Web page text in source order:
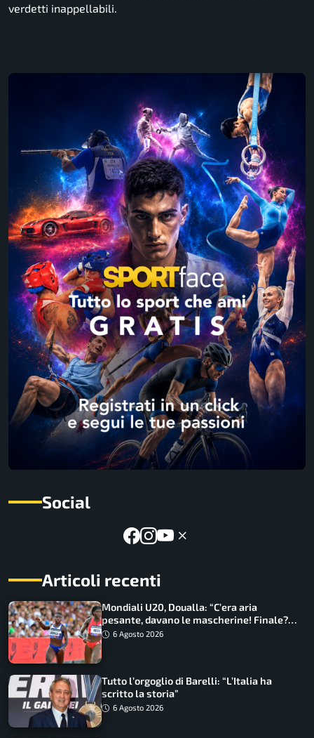
verdetti inappellabili.
Social
Articoli recenti
Mondiali U20, Doualla: “C’era aria
pesante, davano le mascherine! Finale?
Non ho nulla da perdere”
6 Agosto 2026
Tutto l’orgoglio di Barelli: “L’Italia ha
scritto la storia”
6 Agosto 2026